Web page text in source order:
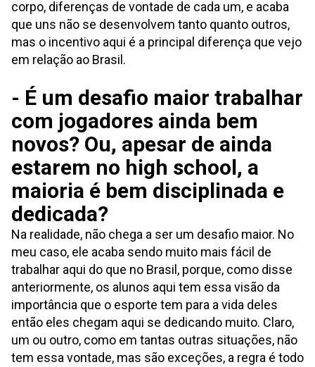
corpo, diferenças de vontade de cada um, e acaba
que uns não se desenvolvem tanto quanto outros,
mas o incentivo aqui é a principal diferença que vejo
em relação ao Brasil.
- É um desafio maior trabalhar
com jogadores ainda bem
novos? Ou, apesar de ainda
estarem no high school, a
maioria é bem disciplinada e
dedicada?
Na realidade, não chega a ser um desafio maior. No
meu caso, ele acaba sendo muito mais fácil de
trabalhar aqui do que no Brasil, porque, como disse
anteriormente, os alunos aqui tem essa visão da
importância que o esporte tem para a vida deles
então eles chegam aqui se dedicando muito. Claro,
um ou outro, como em tantas outras situações, não
tem essa vontade, mas são exceções, a regra é todo